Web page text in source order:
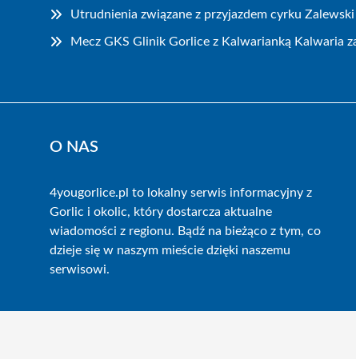
Utrudnienia związane z przyjazdem cyrku
Mecz GKS Glinik Gorlice z Kalwarianką Kalwaria
O NAS
4yougorlice.pl to lokalny serwis informacyjny z
Gorlic i okolic, który dostarcza aktualne
wiadomości z regionu. Bądź na bieżąco z tym, co
dzieje się w naszym mieście dzięki naszemu
serwisowi.